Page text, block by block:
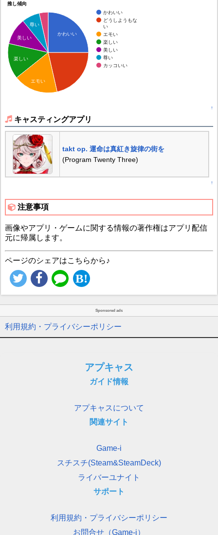
推し傾向
かわいい
どうしようもな
い
エモい
楽しい
美しい
尊い
カッコいい
かわいい
尊い
美しい
楽しい
エモい
↑
キャスティングアプリ
takt op. 運命は真紅き旋律の街を
(Program Twenty Three)
↑
注意事項
画像やアプリ・ゲームに関する情報の著作権はアプリ配信
元に帰属します。
ページのシェアはこちらから♪
Sponsored ads
利用規約・プライバシーポリシー
アプキャス
ガイド情報
アプキャスについて
関連サイト
Game-i
スチスチ(Steam&SteamDeck)
ライバーユナイト
サポート
利用規約・プライバシーポリシー
お問合せ（Game-i）